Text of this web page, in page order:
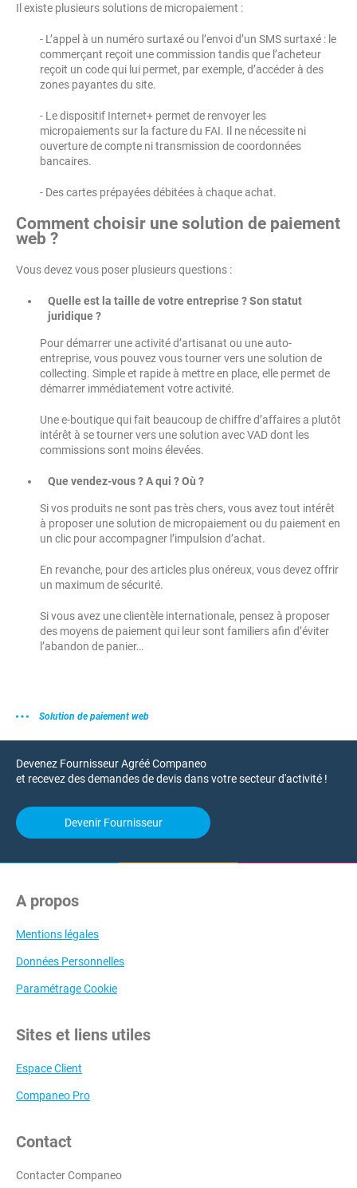
Il existe plusieurs solutions de micropaiement :
- L’appel à un numéro surtaxé ou l’envoi d’un SMS surtaxé : le
commerçant reçoit une commission tandis que l’acheteur
reçoit un code qui lui permet, par exemple, d’accéder à des
zones payantes du site.
- Le dispositif Internet+ permet de renvoyer les
micropaiements sur la facture du FAI. Il ne nécessite ni
ouverture de compte ni transmission de coordonnées
bancaires.
- Des cartes prépayées débitées à chaque achat.
Comment choisir une solution de paiement
web ?
Vous devez vous poser plusieurs questions :
Quelle est la taille de votre entreprise ? Son statut
juridique ?
Pour démarrer une activité d’artisanat ou une auto-
entreprise, vous pouvez vous tourner vers une solution de
collecting. Simple et rapide à mettre en place, elle permet de
démarrer immédiatement votre activité.
Une e-boutique qui fait beaucoup de chiffre d’affaires a plutôt
intérêt à se tourner vers une solution avec VAD dont les
commissions sont moins élevées.
Que vendez-vous ? A qui ? Où ?
Si vos produits ne sont pas très chers, vous avez tout intérêt
à proposer une solution de micropaiement ou du paiement en
un clic pour accompagner l’impulsion d’achat.
En revanche, pour des articles plus onéreux, vous devez offrir
un maximum de sécurité.
Si vous avez une clientèle internationale, pensez à proposer
des moyens de paiement qui leur sont familiers afin d’éviter
l’abandon de panier…
Solution de paiement web
Devenez Fournisseur Agréé Companeo
et recevez des demandes de devis dans votre secteur d'activité !
Devenir Fournisseur
A propos
Mentions légales
Données Personnelles
Paramétrage Cookie
Sites et liens utiles
Espace Client
Companeo Pro
Contact
Contacter Companeo